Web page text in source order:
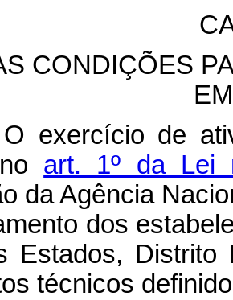
CONDIÇÕES
exercício de
art. 1º da Lei
da Agência
dos
Estados, Distrito
técnicos